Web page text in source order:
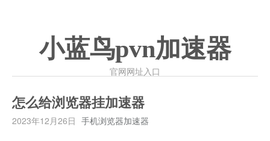
小蓝鸟pvn加速器
官网网址入口
怎么给浏览器挂加速器
2023年12月26日 手机浏览器加速器